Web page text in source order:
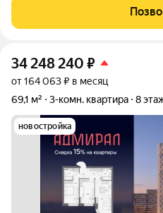
где каждому члену семьи
рассчитан на стандартную
34 248 240 ₽
от 164 063 ₽ в месяц
69,1 м²
3-комн. квартира 8
новостройка